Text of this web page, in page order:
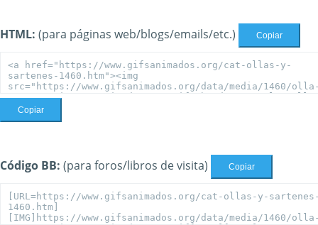
HTML: (para páginas web/blogs/emails/etc.) Copiar
Copiar
Código BB: (para foros/libros de visita) Copiar